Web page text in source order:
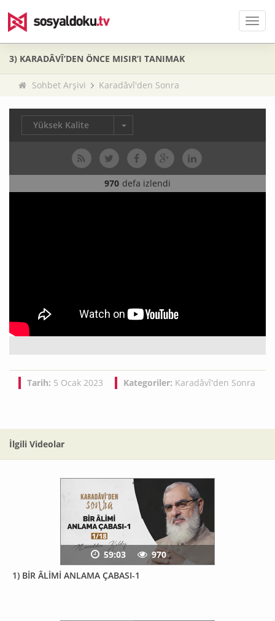
Menü
3) KARADÂVÎ’DEN ÖNCE MISIR’I TANIMAK
Sohbet Arşivi Karadâvî'den Sonra
Yüksek Kalite
970 defa izlendi
Tarih: 5 Ocak 2023 Kategoriler: Karadâvî'den Sonra
İlgili Videolar
1) BİR ÂLİMİ ANLAMA ÇABASI-1
59:03 970